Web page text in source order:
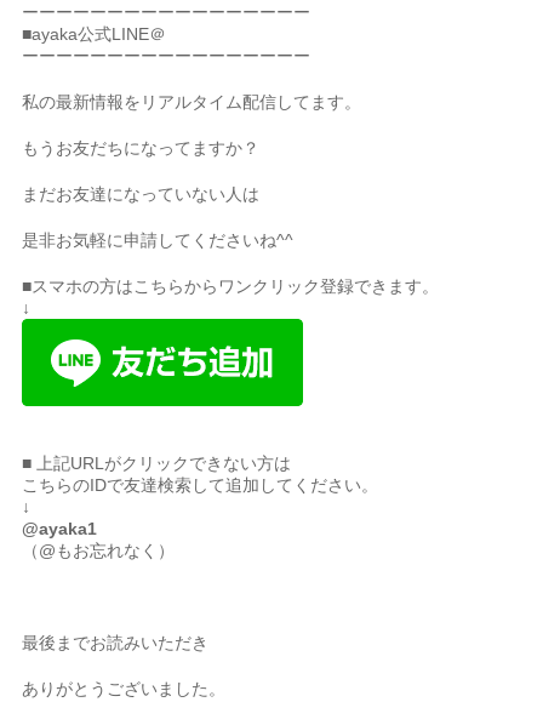
ーーーーーーーーーーーーーーーーー
■ayaka公式LINE＠
ーーーーーーーーーーーーーーーーー
私の最新情報をリアルタイム配信してます。
もうお友だちになってますか？
まだお友達になっていない人は
是非お気軽に申請してくださいね^^
■スマホの方はこちらからワンクリック登録できます。
↓
■ 上記URLがクリックできない方は
こちらのIDで友達検索して追加してください。
↓
@ayaka1
（@もお忘れなく）
最後までお読みいただき
ありがとうございました。